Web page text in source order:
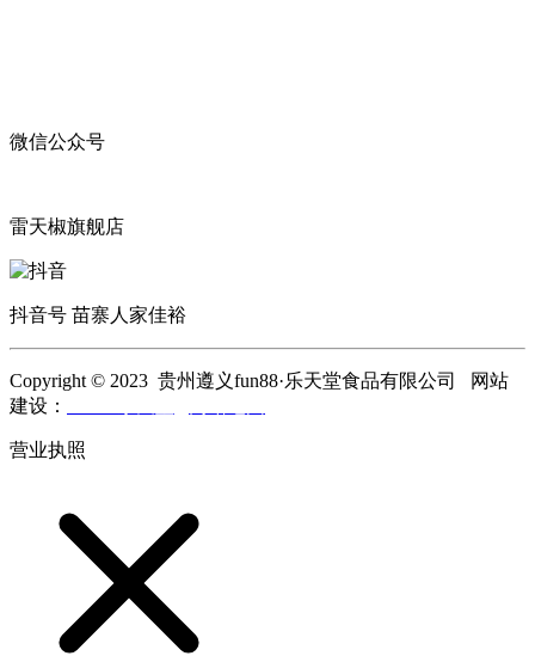
微信公众号
雷天椒旗舰店
抖音号 苗寨人家佳裕
Copyright © 2023 贵州遵义fun88·乐天堂食品有限公司 网站
建设：
营业执照